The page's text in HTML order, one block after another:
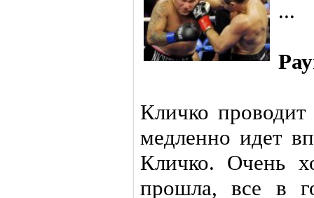
...
Кличко
медленно идет
Кличко. Очень
прошла, все в